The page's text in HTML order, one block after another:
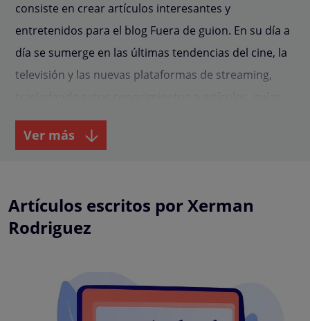
consiste en crear artículos interesantes y
entretenidos para el blog Fuera de guion. En su día a
día se sumerge en las últimas tendencias del cine, la
televisión y las nuevas plataformas de streaming,
análisis y reportajes que aportan valor tanto a
profesionales como a aficionados del medio.
desarrolla contenidos que abarcan desde tutoriales
técnicos hasta listados de las mejores películas de un
género determinado, además de entrevistas con
primeros pasos en el mundo audiovisual. Su objetivo
es actuar como puente entre la teoría y la práctica,
Ver más
Artículos escritos por Xerman
Rodriguez